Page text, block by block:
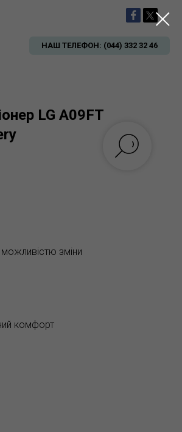
НАШ ТЕЛЕФОН: (044) 332 32 46
LG A09FT
можливістю зміни
комфорт